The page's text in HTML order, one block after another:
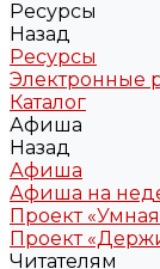
Ресурсы
Назад
Ресурсы
Электронные
Каталог
Афиша
Назад
Афиша
Афиша на
Проект
Проект
Читателям